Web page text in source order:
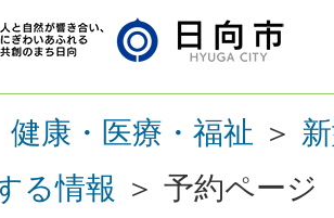
健康・医療・福祉 ＞
る情報 ＞ 予約ページ